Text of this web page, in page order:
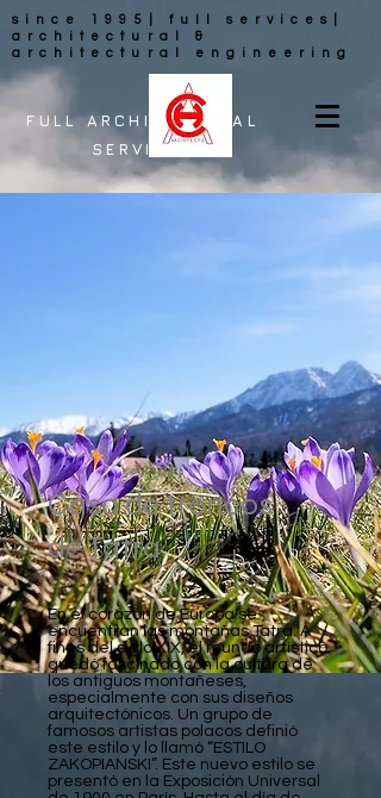
since 1995| full services|
architectural &
architectural engineering
FULL ARCHITECTURAL
SERVICES
Casa de troncos
de Tatra
En el corazón de Europa se
encuentran las montañas Tatra. A
fines del siglo XIX, el mundo artístico
quedó fascinado con la cultura de
los antiguos montañeses,
especialmente con sus diseños
arquitectónicos. Un grupo de
famosos artistas polacos definió
este estilo y lo llamó “ESTILO
ZAKOPIANSKI”. Este nuevo estilo se
presentó en la Exposición Universal